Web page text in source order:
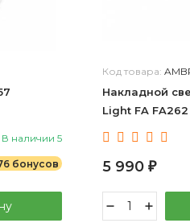
В наличии 5
бонусов
Код товара:
Накладной
Light FA FA262
5 990 ₽